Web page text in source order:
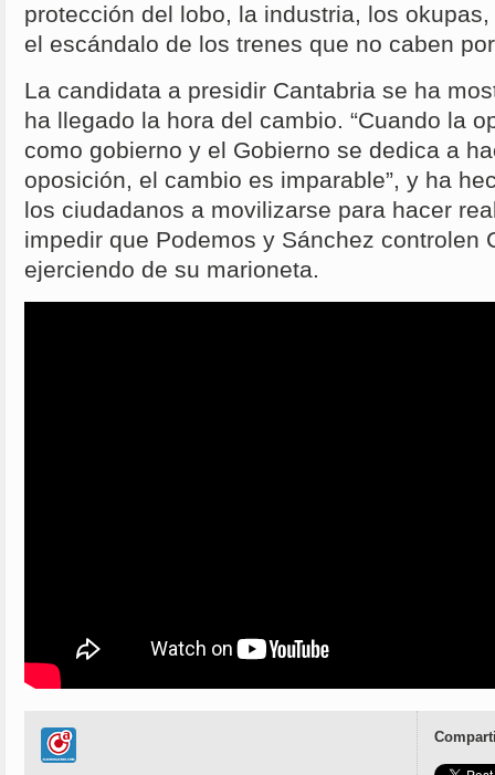
protección del lobo, la industria, los
el escándalo de los trenes que no caben
La candidata a presidir Cantabria se ha
ha llegado la hora del cambio. “Cuando la
como gobierno y el Gobierno se dedica a
oposición, el cambio es imparable”, y ha
los ciudadanos a movilizarse para hacer
impedir que Podemos y Sánchez controlen
ejerciendo de su marioneta.